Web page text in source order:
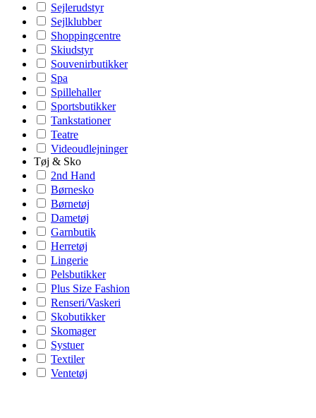
Sejlerudstyr
Sejlklubber
Shoppingcentre
Skiudstyr
Souvenirbutikker
Spa
Spillehaller
Sportsbutikker
Tankstationer
Teatre
Videoudlejninger
Tøj & Sko
2nd Hand
Børnesko
Børnetøj
Dametøj
Garnbutik
Herretøj
Lingerie
Pelsbutikker
Plus Size Fashion
Renseri/Vaskeri
Skobutikker
Skomager
Systuer
Textiler
Ventetøj